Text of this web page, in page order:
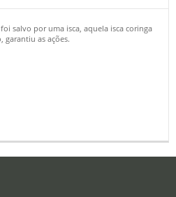
salvo por uma isca, aquela isca coringa
as ações.